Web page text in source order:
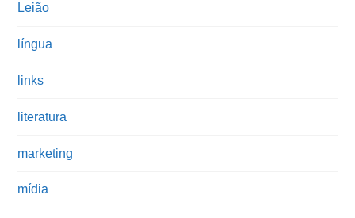
Leião
língua
links
literatura
marketing
mídia